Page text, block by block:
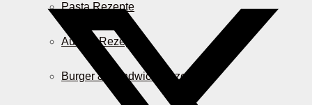
Pasta Rezepte
Auflauf Rezepte
Burger & Sandwich Rezepte